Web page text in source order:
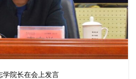
学院长在会上发言